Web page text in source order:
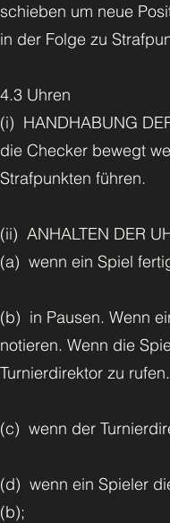
schieben um neue
in der Folge zu
4.3 Uhren
(i) HANDHABUNG
die Checker bewegt
Strafpunkten führen.
(ii) ANHALTEN DER
(a) wenn ein Spiel
(b) in Pausen. Wenn
notieren. Wenn die
Turnierdirektor zu
(c) wenn der
(d) wenn ein Spieler
(b);